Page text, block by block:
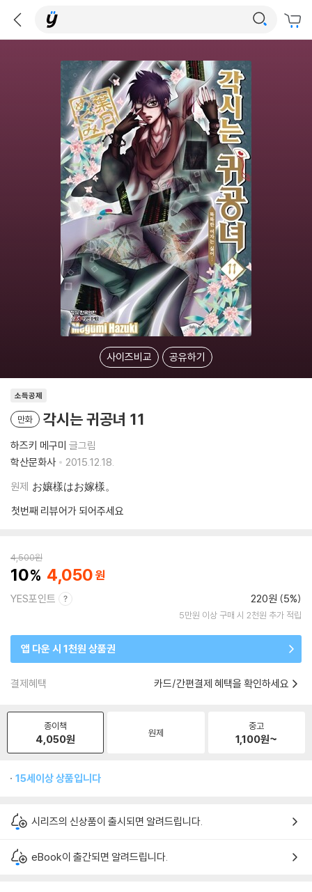
사이즈비교 공유하기
소득공제
만화 각시는 귀공녀 11
하즈키 메구미 글그림
학산문화사
2015.12.18.
원제 お孃樣はお嫁樣。
첫번째 리뷰어가 되어주세요
4,500원
10 4,050
YES포인트 220원 (5%)
5만원 이상 구매 시 2천원 추가 적립
앱 다운 시 1천원 상품권
결제혜택 카드/간편결제 혜택을 확인하세요
종이책
4,050원 원제
중고
1,100원~
15세이상 상품입니다
시리즈의 신상품이 출시되면 알려드립니다.
eBook이 출간되면 알려드립니다.